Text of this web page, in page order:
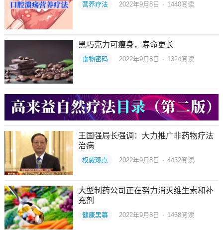
营养疗法 2022年9月8日 · 1440阅读
黑巧克力可瘦身，寿命更长
食物密码 2022年9月8日 · 1324阅读
王国强局长强调：大力推广非药物疗法
治病
权威观点 2022年9月8日 · 4452阅读
大型制药公司正在努力消灭维生素和补
充剂
健康黑幕 2022年9月8日 · 1468阅读